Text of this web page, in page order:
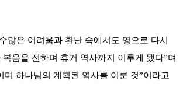
많은 어려움과 환난 속에서도 영으로 다시
음을 전하며 휴거 역사까지 이루게 됐다”며
며 하나님의 계획된 역사를 이룬 것”이라고